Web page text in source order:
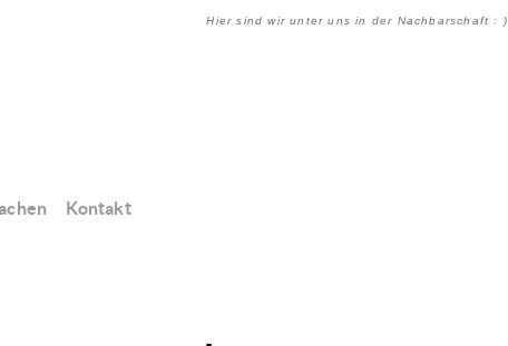
Hier sind wir unter uns in der Nachbarschaft : )
Kontakt